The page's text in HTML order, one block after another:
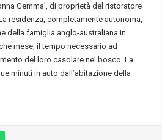
Gemma’, di proprietà del ristoratore
residenza, completamente autonoma,
della famiglia anglo-australiana in
mese, il tempo necessario ad
del loro casolare nel bosco. La
minuti in auto dall’abitazione della